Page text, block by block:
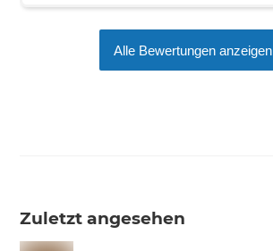
Alle Bewertungen anzeigen
Zuletzt angesehen